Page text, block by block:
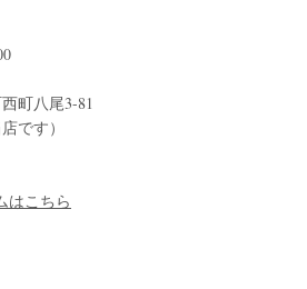
町八尾3-81
です）
はこちら